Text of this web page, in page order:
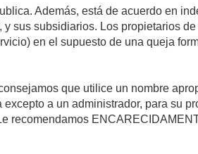
Además, está de acuerdo en
sus subsidiarios. Los propietarios
en el supuesto de una queja
que utilice un nombre
a un administrador, para su
recomendamos